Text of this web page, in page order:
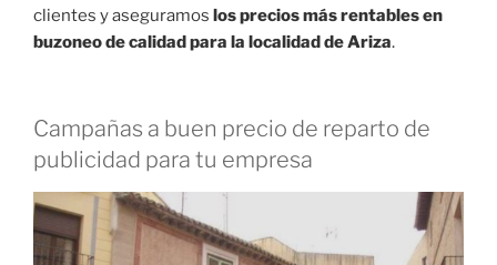
clientes y aseguramos los precios más rentables en
buzoneo de calidad para la localidad de Ariza.
Campañas a buen precio de reparto de
publicidad para tu empresa